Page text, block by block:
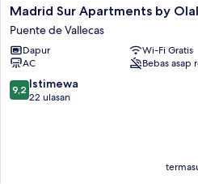
Madrid
Sur
Apartments
by
Olala
Homes
Puente
Madrid Sur Apartments by
Puente de Vallecas
Dapur
Wi-Fi Gratis
AC
Bebas asap
9.2
dari
9,2 Istimewa
22 ulasan